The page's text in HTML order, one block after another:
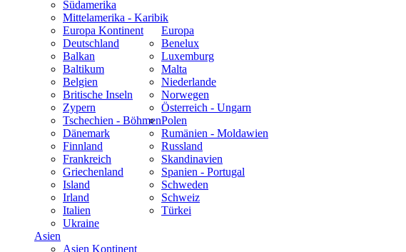
Südamerika
Mittelamerika - Karibik
Europa
Europa Kontinent
Deutschland
Balkan
Baltikum
Belgien
Britische Inseln
Zypern
Tschechien - Böhmen
Dänemark
Finnland
Frankreich
Griechenland
Island
Irland
Italien
Benelux
Luxemburg
Malta
Niederlande
Norwegen
Österreich - Ungarn
Polen
Rumänien - Moldawien
Russland
Skandinavien
Spanien - Portugal
Schweden
Schweiz
Türkei
Ukraine
Asien
Asien Kontinent